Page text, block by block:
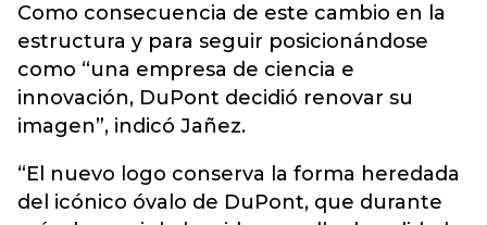
Como consecuencia de este cambio en la
estructura y para seguir posicionándose
como “una empresa de ciencia e
innovación, DuPont decidió renovar su
imagen”, indicó Jañez.
“El nuevo logo conserva la forma heredada
del icónico óvalo de DuPont, que durante